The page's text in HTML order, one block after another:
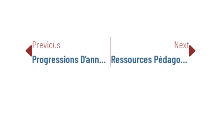
Previous
Progressions D’année En Année – Petites Écoles FLAM
Next
Ressources Pédagogiques – Phonologie Pour Maternelle